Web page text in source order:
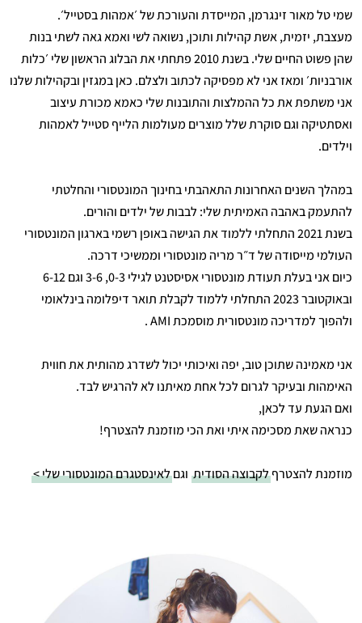
שמי טל מאור זינגרמן, המייסדת והעורכת של ׳אמהות בסטייל׳.
מעצבת, יזמית, אשת קהילות ותוכן, נשואה לשי ואמא גאה לשתי בנות
שהן פשוט החיים שלי. בשנת 2010 פתחתי את הבלוג הראשון שלי ׳כלות
אורבניות׳ ומאז אני לא מפסיקה לכתוב ולצלם. כאן במגזין ובקהילות שלנו
אני משתפת את כל ההמלצות והתובנות שלי כאמא מכורת עיצוב
ואסתטיקה וגם סוקרת שלל מוצרים מעולמות הלייף סטייל לאמהות
וילדים.
במהלך השנים האחרונות התאהבתי בחינוך המונטסורי והחלטתי
להתעמק באהבה האמיתית שלי: לבבות של ילדים והורים.
בשנת 2021 התחלתי ללמוד את הגישה באופן רשמי בארגון המונטסורי
העולמי מייסודה של ד״ר מריה מונטסורי וממשיכי דרכה.
כיום אני בעלת תעודת מונטסורי אסיסטנט לגילי 0-3, 3-6 וגם 6-12
ובאוקטובר 2023 התחלתי ללמוד לקבלת תואר דיפלומה בינלאומי
ולהפוך למדריכה מונטסורית מוסמכת AMI .
אני מאמינה שתוכן טוב, יפה ואיכותי יכול לשדרג מהותית את חווית
האימהות ובעיקר לגרום לכל אחת מאיתנו לא להרגיש לבד.
ואם הגעת עד לכאן,
כנראה שאת מסכימה איתי ואת הכי מוזמנת להצטרף!
מוזמנת להצטרףלקבוצה הסודיתוגםלאינסטגרם המונטסורי שלי >